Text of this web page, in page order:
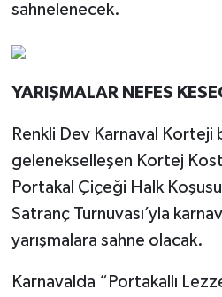
sahnelenecek.
YARIŞMALAR NEFES
Renkli Dev Karnaval
gelenekselleşen Kortej
Portakal Çiçeği Halk
Satranç Turnuvası’yla
yarışmalara sahne olacak.
Karnavalda “Portakallı